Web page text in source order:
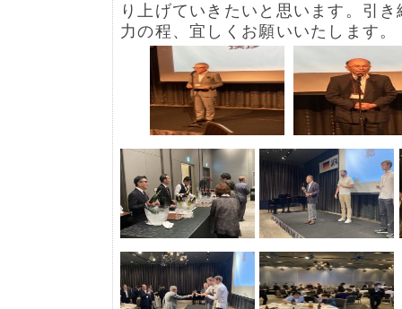
り上げていきたいと思います。引
力の程、宜しくお願いいたします。